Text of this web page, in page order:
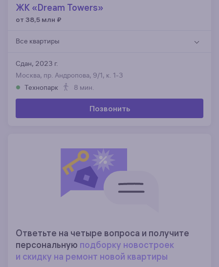
ЖК «Dream Towers»
от 38,5 млн ₽
Все квартиры
Сдан, 2023 г.
Москва, пр. Андропова, 9/1, к. 1-3
Технопарк
8 мин.
Позвонить
Ответьте на четыре вопроса и получите
персональную подборку новостроек
и скидку на ремонт новой квартиры